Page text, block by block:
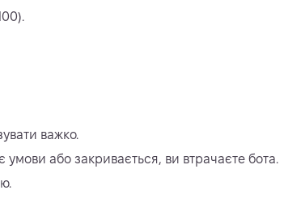
важко.
або закривається, ви втрачаєте бота.